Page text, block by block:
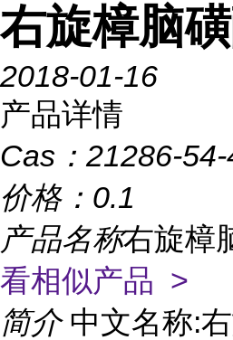
右旋樟脑
2018-01-16
产品详情
Cas： 21286-54-
价格： 0.1
产品名称右旋樟
看相似产品 >
简介 中文名称: